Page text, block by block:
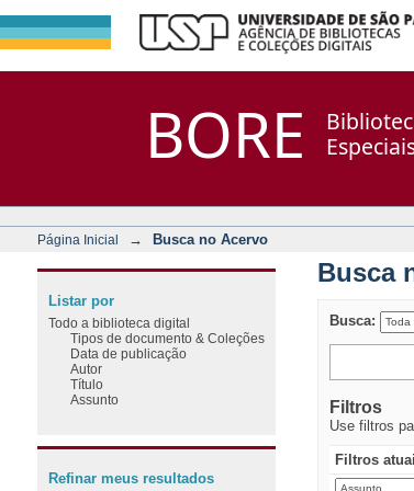
BORE
Página Inicial → Busca no Acervo
Busca
Busca:
Filtros
Use filtros
Filtros
Listar por
Todo a biblioteca digital
Tipos de documento & Coleções
Data de publicação
Autor
Título
Assunto
Refinar meus resultados